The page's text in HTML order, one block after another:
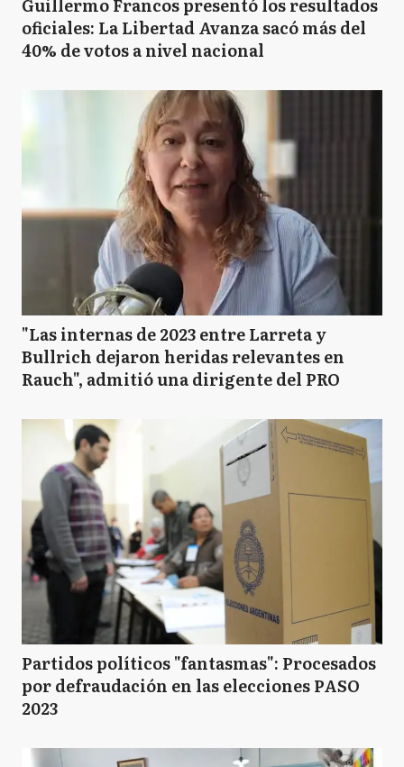
oficiales: La Libertad Avanza sacó más del
40% de votos a nivel nacional
"Las internas de 2023 entre Larreta y
Bullrich dejaron heridas relevantes en
Rauch", admitió una dirigente del PRO
Partidos políticos "fantasmas": Procesados
por defraudación en las elecciones PASO
2023